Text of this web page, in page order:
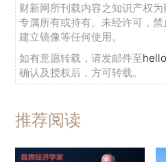
财新网所刊载内容之知识产权
专属所有或持有。未经许可，
建立镜像等任何使用。
如有意愿转载，请发邮件至
确认及授权后，方可转载。
推荐阅读